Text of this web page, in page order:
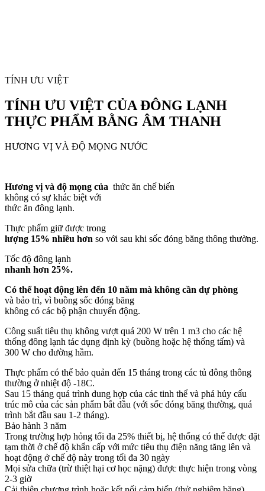
TÍNH ƯU VIỆT
TÍNH ƯU VIỆT CỦA ĐÔNG LẠNH
THỰC PHẨM BẰNG ÂM THANH
HƯƠNG VỊ VÀ ĐỘ MỌNG NƯỚC
Hương vị và độ mọng của thức ăn chế biến
không có sự khác biệt với
thức ăn đông lạnh.
Thực phẩm giữ được trong
lượng 15% nhiều hơn so với sau khi sốc đóng băng thông thường.
Tốc độ đông lạnh
nhanh hơn 25%.
Có thể hoạt động lên đến 10 năm mà không cần dự phòng
và bảo trì, vì buồng sốc đóng băng
không có các bộ phận chuyển động.
Công suất tiêu thụ không vượt quá 200 W trên 1 m3 cho các hệ
thống đông lạnh tác dụng định kỳ (buồng hoặc hệ thống tấm) và
300 W cho đường hầm.
Thực phẩm có thể bảo quản đến 15 tháng trong các tủ đông thông
thường ở nhiệt độ -18С.
Sau 15 tháng quá trình dung hợp của các tinh thể và phá hủy cấu
trúc mô của các sản phẩm bắt đầu (với sốc đóng băng thường, quá
trình bắt đầu sau 1-2 tháng).
Bảo hành 3 năm
Trong trường hợp hỏng tối đa 25% thiết bị, hệ thống có thể được đặt
tạm thời ở chế độ khẩn cấp với mức tiêu thụ điện năng tăng lên và
hoạt động ở chế độ này trong tối đa 30 ngày
Mọi sửa chữa (trừ thiệt hại cơ học nặng) được thực hiện trong vòng
2-3 giờ